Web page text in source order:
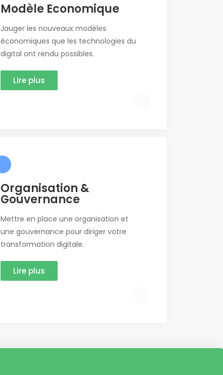
Modèle Economique
Jauger les nouveaux modèles
économiques que les technologies du
digital ont rendu possibles.
Lire plus
Organisation &
Gouvernance
Mettre en place une organisation et
une gouvernance pour diriger votre
transformation digitale.
Lire plus